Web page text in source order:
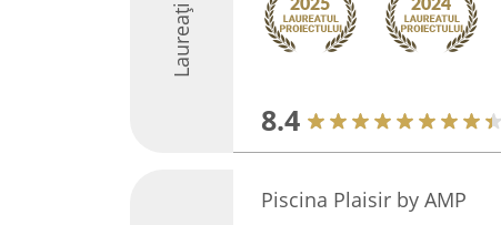
Laureați
8.4
Piscina Plaisir by AMP